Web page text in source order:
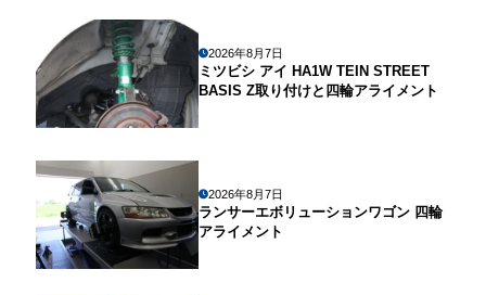
2026年8月7日
ミツビシ アイ HA1W TEIN STREET
BASIS Z取り付けと四輪アライメント
2026年8月7日
ランサーエボリューションワゴン 四輪
アライメント